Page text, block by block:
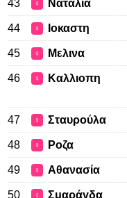
43 ♀ Ναταλία
44 ♀ Ιοκαστη
45 ♀ Μελινα
46 ♀ Καλλιοπη
47 ♀ Σταυρούλα
48 ♀ Ροζα
49 ♀ Αθανασία
50 ♀ Σμαράγδα